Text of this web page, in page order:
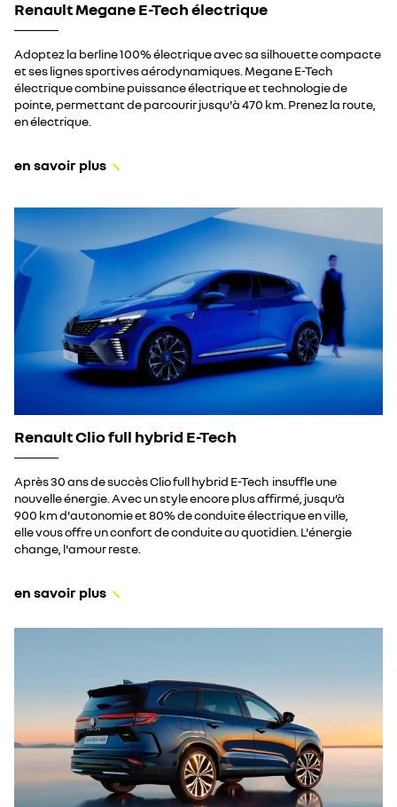
Renault Megane E-Tech électrique
Adoptez la berline 100% électrique avec sa silhouette compacte
et ses lignes sportives aérodynamiques. Megane E-Tech
électrique combine puissance électrique et technologie de
pointe, permettant de parcourir jusqu'à 470 km. Prenez la route,
en électrique.
en savoir plus
Renault Clio full hybrid E-Tech
Après 30 ans de succès Clio full hybrid E-Tech insuffle une
nouvelle énergie. Avec un style encore plus affirmé, jusqu’à
900 km d'autonomie et 80% de conduite électrique en ville,
elle vous offre un confort de conduite au quotidien. L'énergie
change, l'amour reste.
en savoir plus